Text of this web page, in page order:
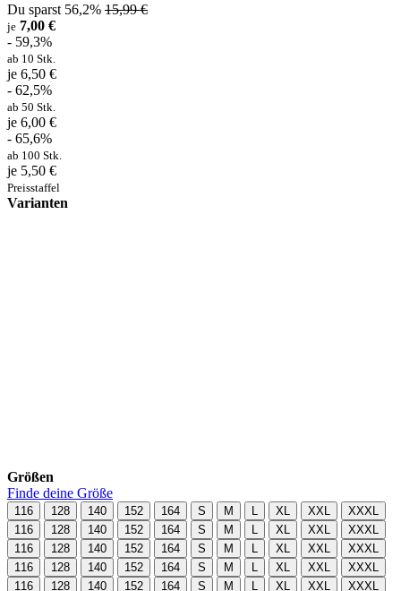
Du sparst 56,2% 15,99 €
je 7,00 €
- 59,3%
ab 10 Stk.
je 6,50 €
- 62,5%
ab 50 Stk.
je 6,00 €
- 65,6%
ab 100 Stk.
je 5,50 €
Preisstaffel
Varianten
Größen
Finde deine Größe
116 128 140 152 164 S M XL XXL
XXXL
116
128 140 152 164 S M XL XXL
XXXL
116
128 140 152 164 S M XL XXL
XXXL
116
128 140 152 164 S M XL XXL
XXXL
116
128 140 152 164 S M XL XXL
XXXL